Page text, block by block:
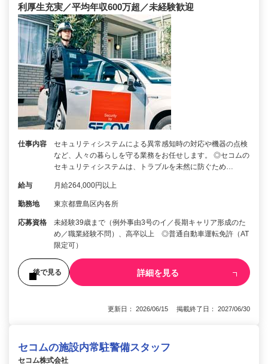
利厚生充実／平均年収600万超／未経験歓迎
仕事内容
セキュリティシステムによる異常感知時の対応や機器の点検
など、人々の暮らしを守る業務をお任せします。 ◎セコムの
セキュリティシステムは、トラブルを未然に防ぐため…
給与 月給264,000円以上
勤務地 東京都豊島区内各所
応募資格
未経験39歳まで（例外事由3号のイ／長期キャリア形成のた
め／職業経験不問）、高卒以上 ◎普通自動車運転免許（AT
限定可）
後で見る 詳細を見る
更新日： 2026/06/15 掲載終了日： 2027/06/30
セコムの施設内常駐警備スタッフ
セコム株式会社